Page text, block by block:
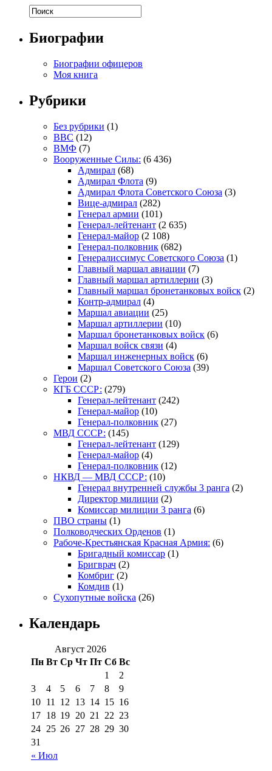
Биографии
Биографии офицеров
Моя книга
Рубрики
Без рубрики (1)
ВВС (12)
ВМФ (7)
Вооруженные Силы: (6 436)
Адмирал (68)
Адмирал Флота (9)
Адмирал Флота Советского Союза (3)
Вице-адмирал (282)
Генерал армии (101)
Генерал-лейтенант (2 635)
Генерал-майор (2 108)
Генерал-полковник (682)
Генералиссимус Советского Союза (1)
Главный маршал авиации (7)
Главный маршал артиллерии (3)
Главный маршал бронетанковых войск (2)
Контр-адмирал (4)
Маршал авиации (25)
Маршал артиллерии (10)
Маршал бронетанковых войск (6)
Маршал войск связи (4)
Маршал инженерных войск (6)
Маршал Советского Союза (39)
Герои (2)
КГБ СССР: (279)
Генерал-лейтенант (242)
Генерал-майор (10)
Генерал-полковник (27)
МВД СССР: (145)
Генерал-лейтенант (129)
Генерал-майор (4)
Генерал-полковник (12)
НКВД — МВД СССР: (10)
Генерал внутренней службы 3 ранга (2)
Директор милиции (2)
Комиссар милиции 3 ранга (6)
ПВО страны (1)
Полководческих Орденов (1)
Рабоче-Крестьянская Красная Армия: (6)
Бригадный комиссар (1)
Бригврач (2)
Комбриг (2)
Комдив (1)
Сухопутные войска (26)
Календарь
Август 2026
Пн Вт Ср Чт Пт Сб Вс
« Июл
1
2
3
4 5 6 7 8
9
10 11 12 13 14 15 16
17 18 19 20 21 22 23
24 25 26 27 28 29 30
31